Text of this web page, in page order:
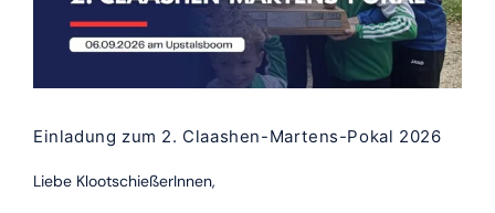
Einladung zum 2. Claashen-Martens-Pokal 2026
Liebe KlootschießerInnen,